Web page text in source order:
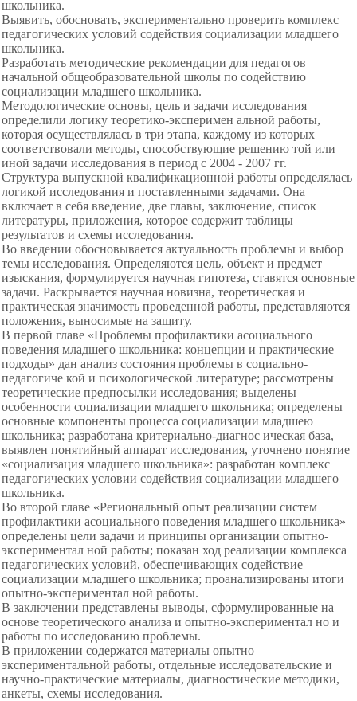
школьника.
Выявить, обосновать, экспериментально проверить комплекс
педагогических условий содействия социализации младшего
школьника.
Разработать методические рекомендации для педагогов
начальной общеобразовательной школы по содействию
социализации младшего школьника.
Методологические основы, цель и задачи исследования
определили логику теоретико-эксперимен альной работы,
которая осуществлялась в три этапа, каждому из которых
соответствовали методы, способствующие решению той или
иной задачи исследования в период с 2004 - 2007 гг.
Структура выпускной квалификационной работы определялась
логикой исследования и поставленными задачами. Она
включает в себя введение, две главы, заключение, список
литературы, приложения, которое содержит таблицы
результатов и схемы исследования.
Во введении обосновывается актуальность проблемы и выбор
темы исследования. Определяются цель, объект и предмет
изыскания, формулируется научная гипотеза, ставятся основные
задачи. Раскрывается научная новизна, теоретическая и
практическая значимость проведенной работы, представляются
положения, выносимые на защиту.
В первой главе «Проблемы профилактики асоциального
поведения младшего школьника: концепции и практические
подходы» дан анализ состояния проблемы в социально-
педагогиче кой и психологической литературе; рассмотрены
теоретические предпосылки исследования; выделены
особенности социализации младшего школьника; определены
основные компоненты процесса социализации младшею
школьника; разработана критериально-диагнос ическая база,
выявлен понятийный аппарат исследования, уточнено понятие
«социализация младшего школьника»: разработан комплекс
педагогических условии содействия социализации младшего
школьника.
Во второй главе «Региональный опыт реализации систем
профилактики асоциального поведения младшего школьника»
определены цели задачи и принципы организации опытно-
экспериментал ной работы; показан ход реализации комплекса
педагогических условий, обеспечивающих содействие
социализации младшего школьника; проанализированы итоги
опытно-экспериментал ной работы.
В заключении представлены выводы, сформулированные на
основе теоретического анализа и опытно-экспериментал но и
работы по исследованию проблемы.
В приложении содержатся материалы опытно –
экспериментальной работы, отдельные исследовательские и
научно-практические материалы, диагностические методики,
анкеты, схемы исследования.